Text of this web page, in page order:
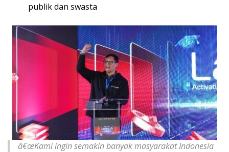
publik dan swasta
â€œKami ingin semakin banyak masyarakat Indonesia